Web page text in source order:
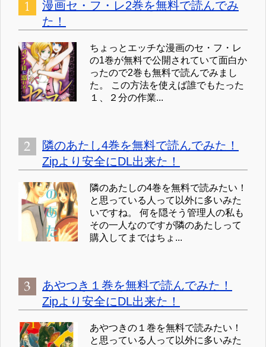
漫画セ・フ・レ2巻を無料で読んでみ
た！
ちょっとエッチな漫画のセ・フ・レ
の1巻が無料で公開されていて面白か
ったので2巻も無料で読んでみまし
た。 この方法を使えば誰でもたった
１、２分の作業...
隣のあたし4巻を無料で読んでみた！
Zipより安全にDL出来た！
隣のあたしの4巻を無料で読みたい！
と思っている人って以外に多いみた
いですね。 何を隠そう管理人の私も
その一人なのですが隣のあたしって
購入してまではちょ...
あやつき１巻を無料で読んでみた！
Zipより安全にDL出来た！
あやつきの１巻を無料で読みたい！
と思っている人って以外に多いみた